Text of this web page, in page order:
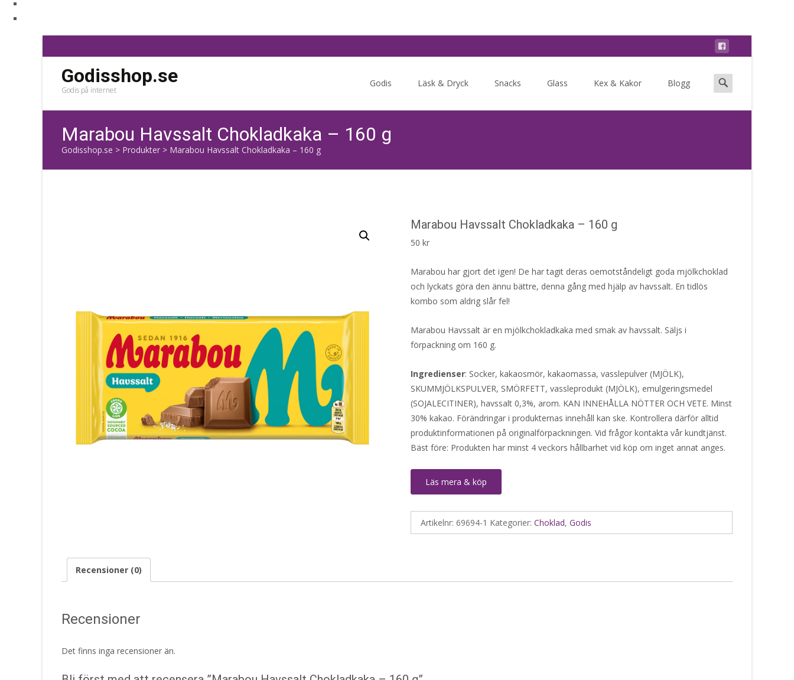
Godisshop.se
Godis på internet
Godis Läsk & Dryck Snacks Glass Kex & Kakor Blogg
Search
for:
Marabou Havssalt Chokladkaka – 160 g
Godisshop.se > Produkter > Marabou Havssalt Chokladkaka – 160 g
Marabou Havssalt Chokladkaka – 160 g
50 kr
Marabou har gjort det igen! De har tagit deras oemotståndeligt goda mjölkchoklad
och lyckats göra den ännu bättre, denna gång med hjälp av havssalt. En tidlös
kombo som aldrig slår fel!
Marabou Havssalt är en mjölkchokladkaka med smak av havssalt. Säljs i
förpackning om 160 g.
Ingredienser: Socker, kakaosmör, kakaomassa, vasslepulver (MJÖLK),
SKUMMJÖLKSPULVER, SMÖRFETT, vassleprodukt (MJÖLK), emulgeringsmedel
(SOJALECITINER), havssalt 0,3%, arom. KAN INNEHÅLLA NÖTTER OCH VETE. Minst
30% kakao. Förändringar i produkternas innehåll kan ske. Kontrollera därför alltid
produktinformationen på originalförpackningen. Vid frågor kontakta vår kundtjänst.
Bäst före: Produkten har minst 4 veckors hållbarhet vid köp om inget annat anges.
Läs mera & köp
Artikelnr: 69694-1 Kategorier: Choklad, Godis
Recensioner (0)
Recensioner
Det finns inga recensioner än.